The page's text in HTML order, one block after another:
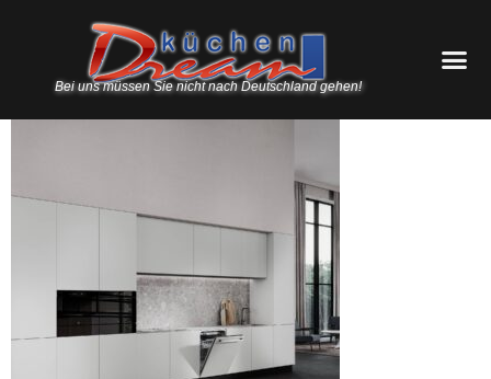
Bei uns müssen Sie nicht nach Deutschland gehen!